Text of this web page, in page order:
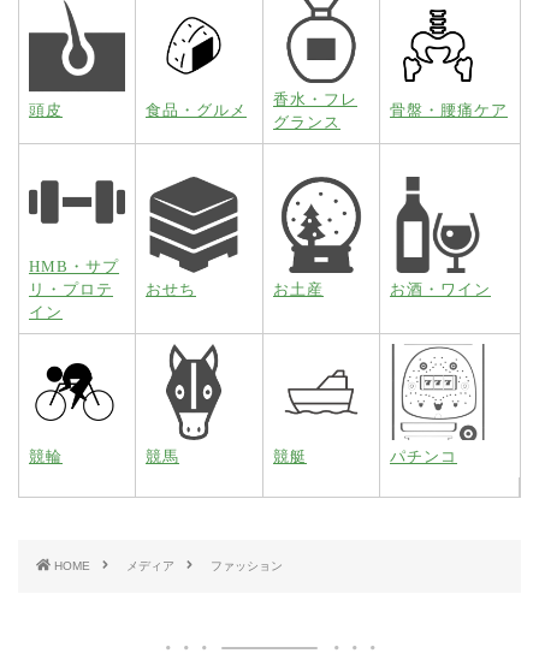
頭皮 食品・グルメ
香水・フレ
グランス
骨盤・腰痛ケア
HMB・サプ
リ・プロテ
イン
おせち お土産 お酒・ワイン
競輪 競馬 競艇 パチンコ
HOME メディア ファッション